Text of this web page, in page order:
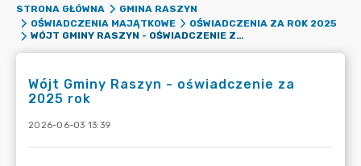
STRONA GŁÓWNA
GMINA RASZYN
OŚWIADCZENIA MAJĄTKOWE
OŚWIADCZENIA ZA ROK 2025
WÓJT GMINY RASZYN - OŚWIADCZENIE ZA 2025 ROK
Wójt Gminy Raszyn - oświadczenie za
2025 rok
2026-06-03 13:39